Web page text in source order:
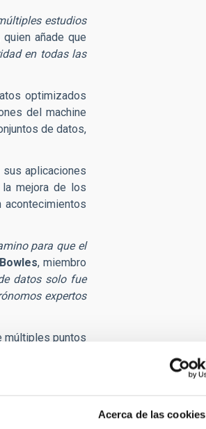
Acerca de las cookies
estudios
añade que
en todas las
optimizados
del machine
de datos,
aplicaciones
mejora de los
para que el
, miembro
datos solo fue
expertos
múltiples puntos
en general”,